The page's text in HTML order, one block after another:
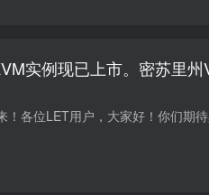
实例现已上市。密苏里